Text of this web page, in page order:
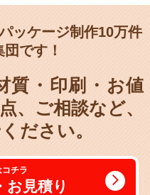
ッケージ制作10万件
です！
質・印刷・お値
、ご相談など、
ださい。
チラ
お見積り